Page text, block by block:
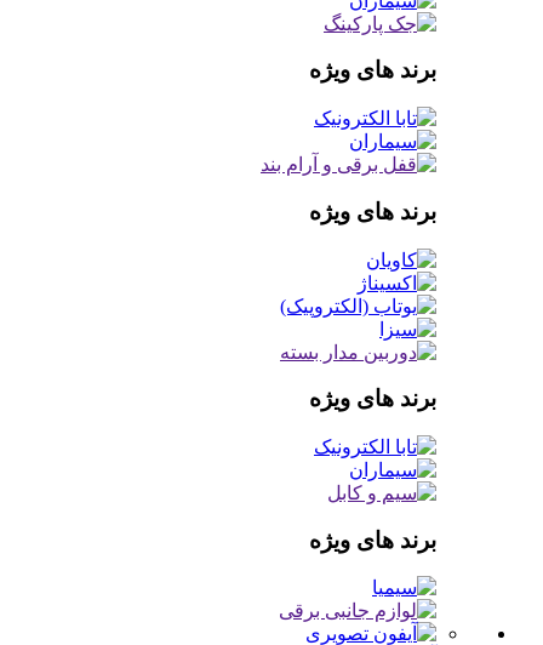
برند های ویژه
برند های ویژه
برند های ویژه
برند های ویژه